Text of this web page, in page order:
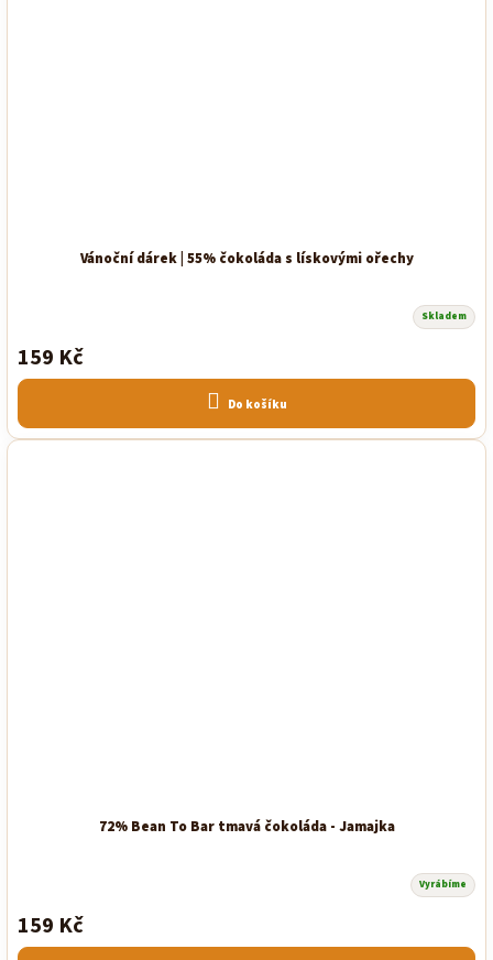
Vánoční dárek | 55% čokoláda s lískovými ořechy
Skladem
159 Kč
Do košíku
72% Bean To Bar tmavá čokoláda - Jamajka
Vyrábíme
159 Kč